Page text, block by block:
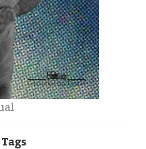
Tags